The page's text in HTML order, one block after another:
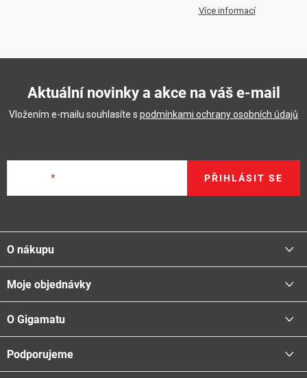
Více informací
Aktuální novinky a akce na váš e-mail
Vložením e-mailu souhlasíte s podmínkami ochrany osobních údajů
PŘIHLÁSIT SE
á
p
a
O nákupu
Proč nakupovat u nás
Platba - možnosti
Centrála a odběrná místa
Moje objednávky
Přihlásit
O Gigamatu
📞Kontakty
Podporujeme